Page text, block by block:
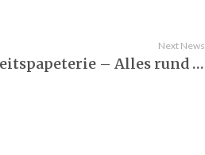
Next News
Hochzeitspapeterie – Alles rund um Hochzeitskarten